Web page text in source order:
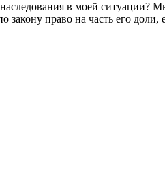
в моей
право на часть его доли,